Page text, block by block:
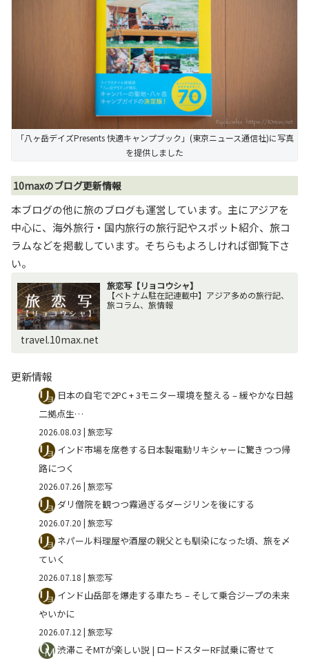
「八ヶ岳デイズPresents 快適キャンプブック」(東京ニュース通信社)に写真
を提供しました
10maxのブログ更新情報
本ブログの他に旅のブログも運営しています。主にアジアを
中心に、海外旅行・国内旅行の旅行記やスポット紹介、旅コ
ラムなどを掲載しています。そちらもよろしければ御覧下さ
い。
旅恋写【リョコウシャ】
【ベトナム駐在記連載中】アジア多めの旅行記、
旅コラム、旅情報
travel.10max.net
更新情報
日本の自宅で2PC + 3モニター環境を整える – 緩やかな日越
二拠点生…
2026.08.03 | 旅恋写
インド市場を席巻する日本製電動リキシャーに驚きつつ帰
路につく
2026.07.26 | 旅恋写
ダリ僧院を観つつ霧過ぎるダージリンを後にする
2026.07.20 | 旅恋写
ネパール料理屋や酒屋の親父とも馴染になった頃、旅を〆
ていく
2026.07.18 | 旅恋写
インド山岳部を爆走する車たち – そして乗合ジープの未来
やいかに
2026.07.12 | 旅恋写
渋滞こそMTが楽しい説 | ロードスターRF試乗に寄せて